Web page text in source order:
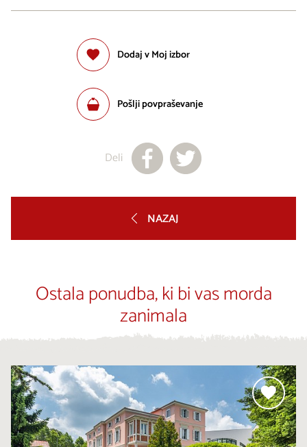
Dodaj v Moj izbor
Pošlji povpraševanje
Deli
NAZAJ
Ostala ponudba, ki bi vas morda
zanimala